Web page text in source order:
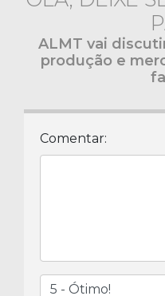
ALMT vai
produção e
Comentar: